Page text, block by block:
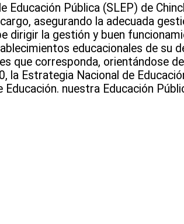
Educación Pública (SLEP) de
asegurando la adecuada
dirigir la gestión y buen
educacionales de su
que corresponda, orientándose
la Estrategia Nacional de
nuestra Educación